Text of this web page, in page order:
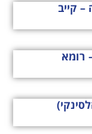
– קייב
רומא